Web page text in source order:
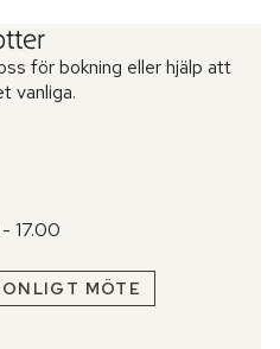
för bokning eller hjälp att
vanliga.
17.00
MÖTE